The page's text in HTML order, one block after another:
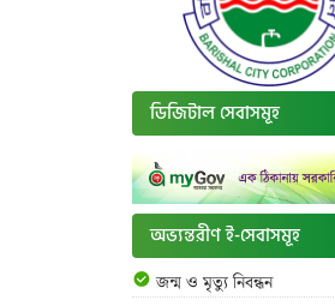
ডিজিটাল সেবাসমূহ
অভ্যন্তরীণ ই-সেবাসমূহ
জন্ম ও মৃত্যু নিবন্ধন